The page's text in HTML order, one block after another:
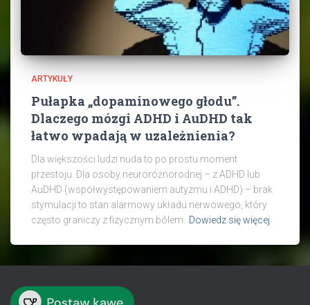
ARTYKUŁY
Pułapka „dopaminowego głodu”.
Dlaczego mózgi ADHD i AuDHD tak
łatwo wpadają w uzależnienia?
Dla większości ludzi nuda to po prostu moment
przestoju. Dla osoby neuroróżnorodnej – z ADHD lub
AuDHD (współwystępowaniem autyzmu i ADHD) – brak
stymulacji to stan alarmowy układu nerwowego, który
często graniczy z fizycznym bólem.
Dowiedz się więcej